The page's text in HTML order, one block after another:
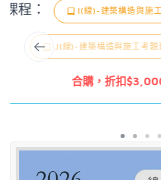
課程： G(線)-建
J(線)-建築構造與
合購，折